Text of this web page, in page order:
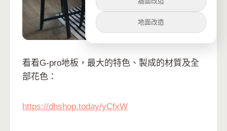
看看G-pro地板，最大的特色、製成的材質及全
部花色：
https://dhshop.today/yCfxW
地面改造